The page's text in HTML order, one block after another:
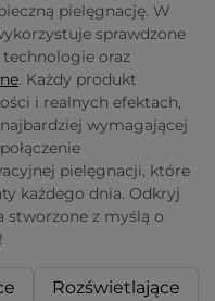
pielęgnację. W
sprawdzone
technologie oraz
. Każdy produkt
i realnych efektach,
wymagającej
pielęgnacji, które
każdego dnia. Odkryj
stworzone z myślą o
Rozświetlające